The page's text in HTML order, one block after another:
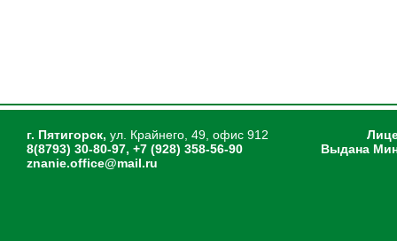
г. Пятигорск, ул. Крайнего, 49, офис 912
8(8793) 30-80-97, +7 (928) 358-56-90
znanie.office@mail.ru
Выдана